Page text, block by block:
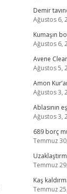
Demir
Ağustos 6,
Kumaşın
Ağustos 6,
Avene
Ağustos 5,
Amon
Ağustos 3,
Ablasının
Ağustos 3,
689 borç
Temmuz
Temmuz
Kaş
Temmuz